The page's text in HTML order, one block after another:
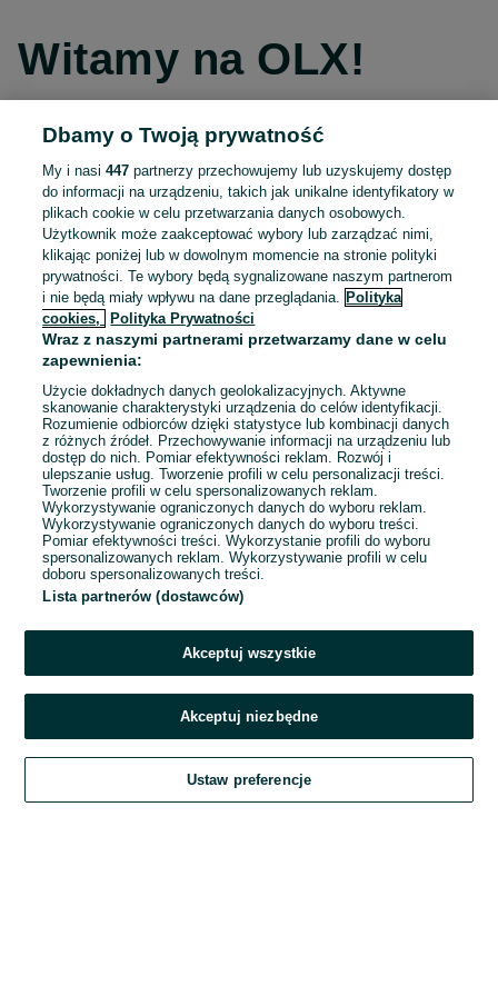
Witamy na OLX!
Kontynuuj przez Facebooka
Kontynuuj przez konto Apple
Kontynuuj przez konto Google
LUB
E-mail
Hasło
Zaloguj się
Kontynuując za pośrednictwem jednego z dostawców wskazanych powyżej,
OLX.pl w jego aktualnym brzmieniu.
Dbamy o Twoją prywatność
My i nasi447 partnerzy przechowujemy lub uzyskujemy dostęp
do informacji na urządzeniu, takich jak unikalne identyfikatory w
plikach cookie w celu przetwarzania danych osobowych.
Użytkownik może zaakceptować wybory lub zarządzać nimi,
klikając poniżej lub w dowolnym momencie na stronie polityki
prywatności. Te wybory będą sygnalizowane naszym partnerom
i nie będą miały wpływu na dane przeglądania.
Polityka
cookies,
Polityka Prywatności
Wraz z naszymi partnerami przetwarzamy dane w celu
zapewnienia:
Użycie dokładnych danych geolokalizacyjnych. Aktywne
skanowanie charakterystyki urządzenia do celów identyfikacji.
Rozumienie odbiorców dzięki statystyce lub kombinacji danych
z różnych źródeł. Przechowywanie informacji na urządzeniu lub
dostęp do nich. Pomiar efektywności reklam. Rozwój i
ulepszanie usług. Tworzenie profili w celu personalizacji treści.
Tworzenie profili w celu spersonalizowanych reklam.
Wykorzystywanie ograniczonych danych do wyboru reklam.
Wykorzystywanie ograniczonych danych do wyboru treści.
Pomiar efektywności treści. Wykorzystanie profili do wyboru
spersonalizowanych reklam. Wykorzystywanie profili w celu
doboru spersonalizowanych treści.
Lista partnerów (dostawców)
Akceptuj wszystkie
Akceptuj niezbędne
Ustaw preferencje